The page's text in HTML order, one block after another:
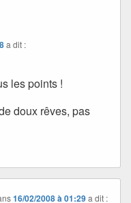
a dit :
les points !
doux rêves, pas
16/02/2008 à 01:29 a dit :